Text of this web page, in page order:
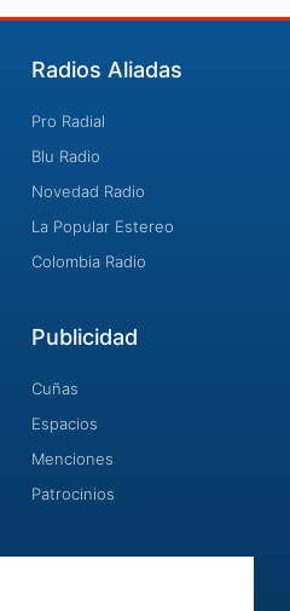
Radios Aliadas
Pro Radial
Blu Radio
Novedad Radio
La Popular Estereo
Colombia Radio
Publicidad
Cuñas
Espacios
Menciones
Patrocinios